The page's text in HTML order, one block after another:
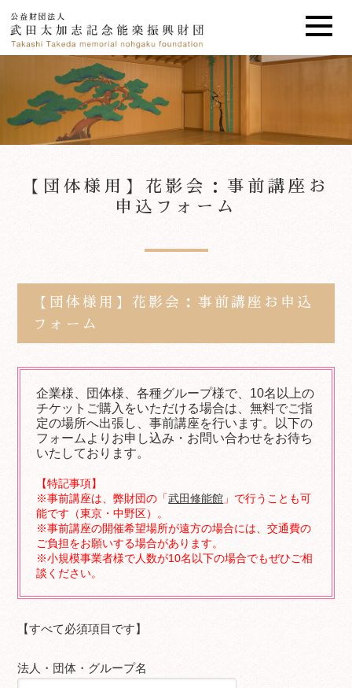
【団体様用】花影会：事前講座お
申込フォーム
【団体様用】花影会：事前講座お申込
フォーム
企業様、団体様、各種グループ様で、10名以上の
チケットご購入をいただける場合は、無料でご指
定の場所へ出張し、事前講座を行います。以下の
フォームよりお申し込み・お問い合わせをお待ち
いたしております。
【特記事項】
※事前講座は、弊財団の「武田修能館 」で行うことも可
能です（東京・中野区）。
※事前講座の開催希望場所が遠方の場合には、交通費の
ご負担をお願いする場合があります。
※小規模事業者様で人数が10名以下の場合でもぜひご相
談ください。
【すべて必須項目です】
法人・団体・グループ名